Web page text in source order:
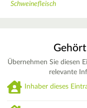
Schweinefleisch
Übernehmen Sie diesen
relevante
Inhaber dieses